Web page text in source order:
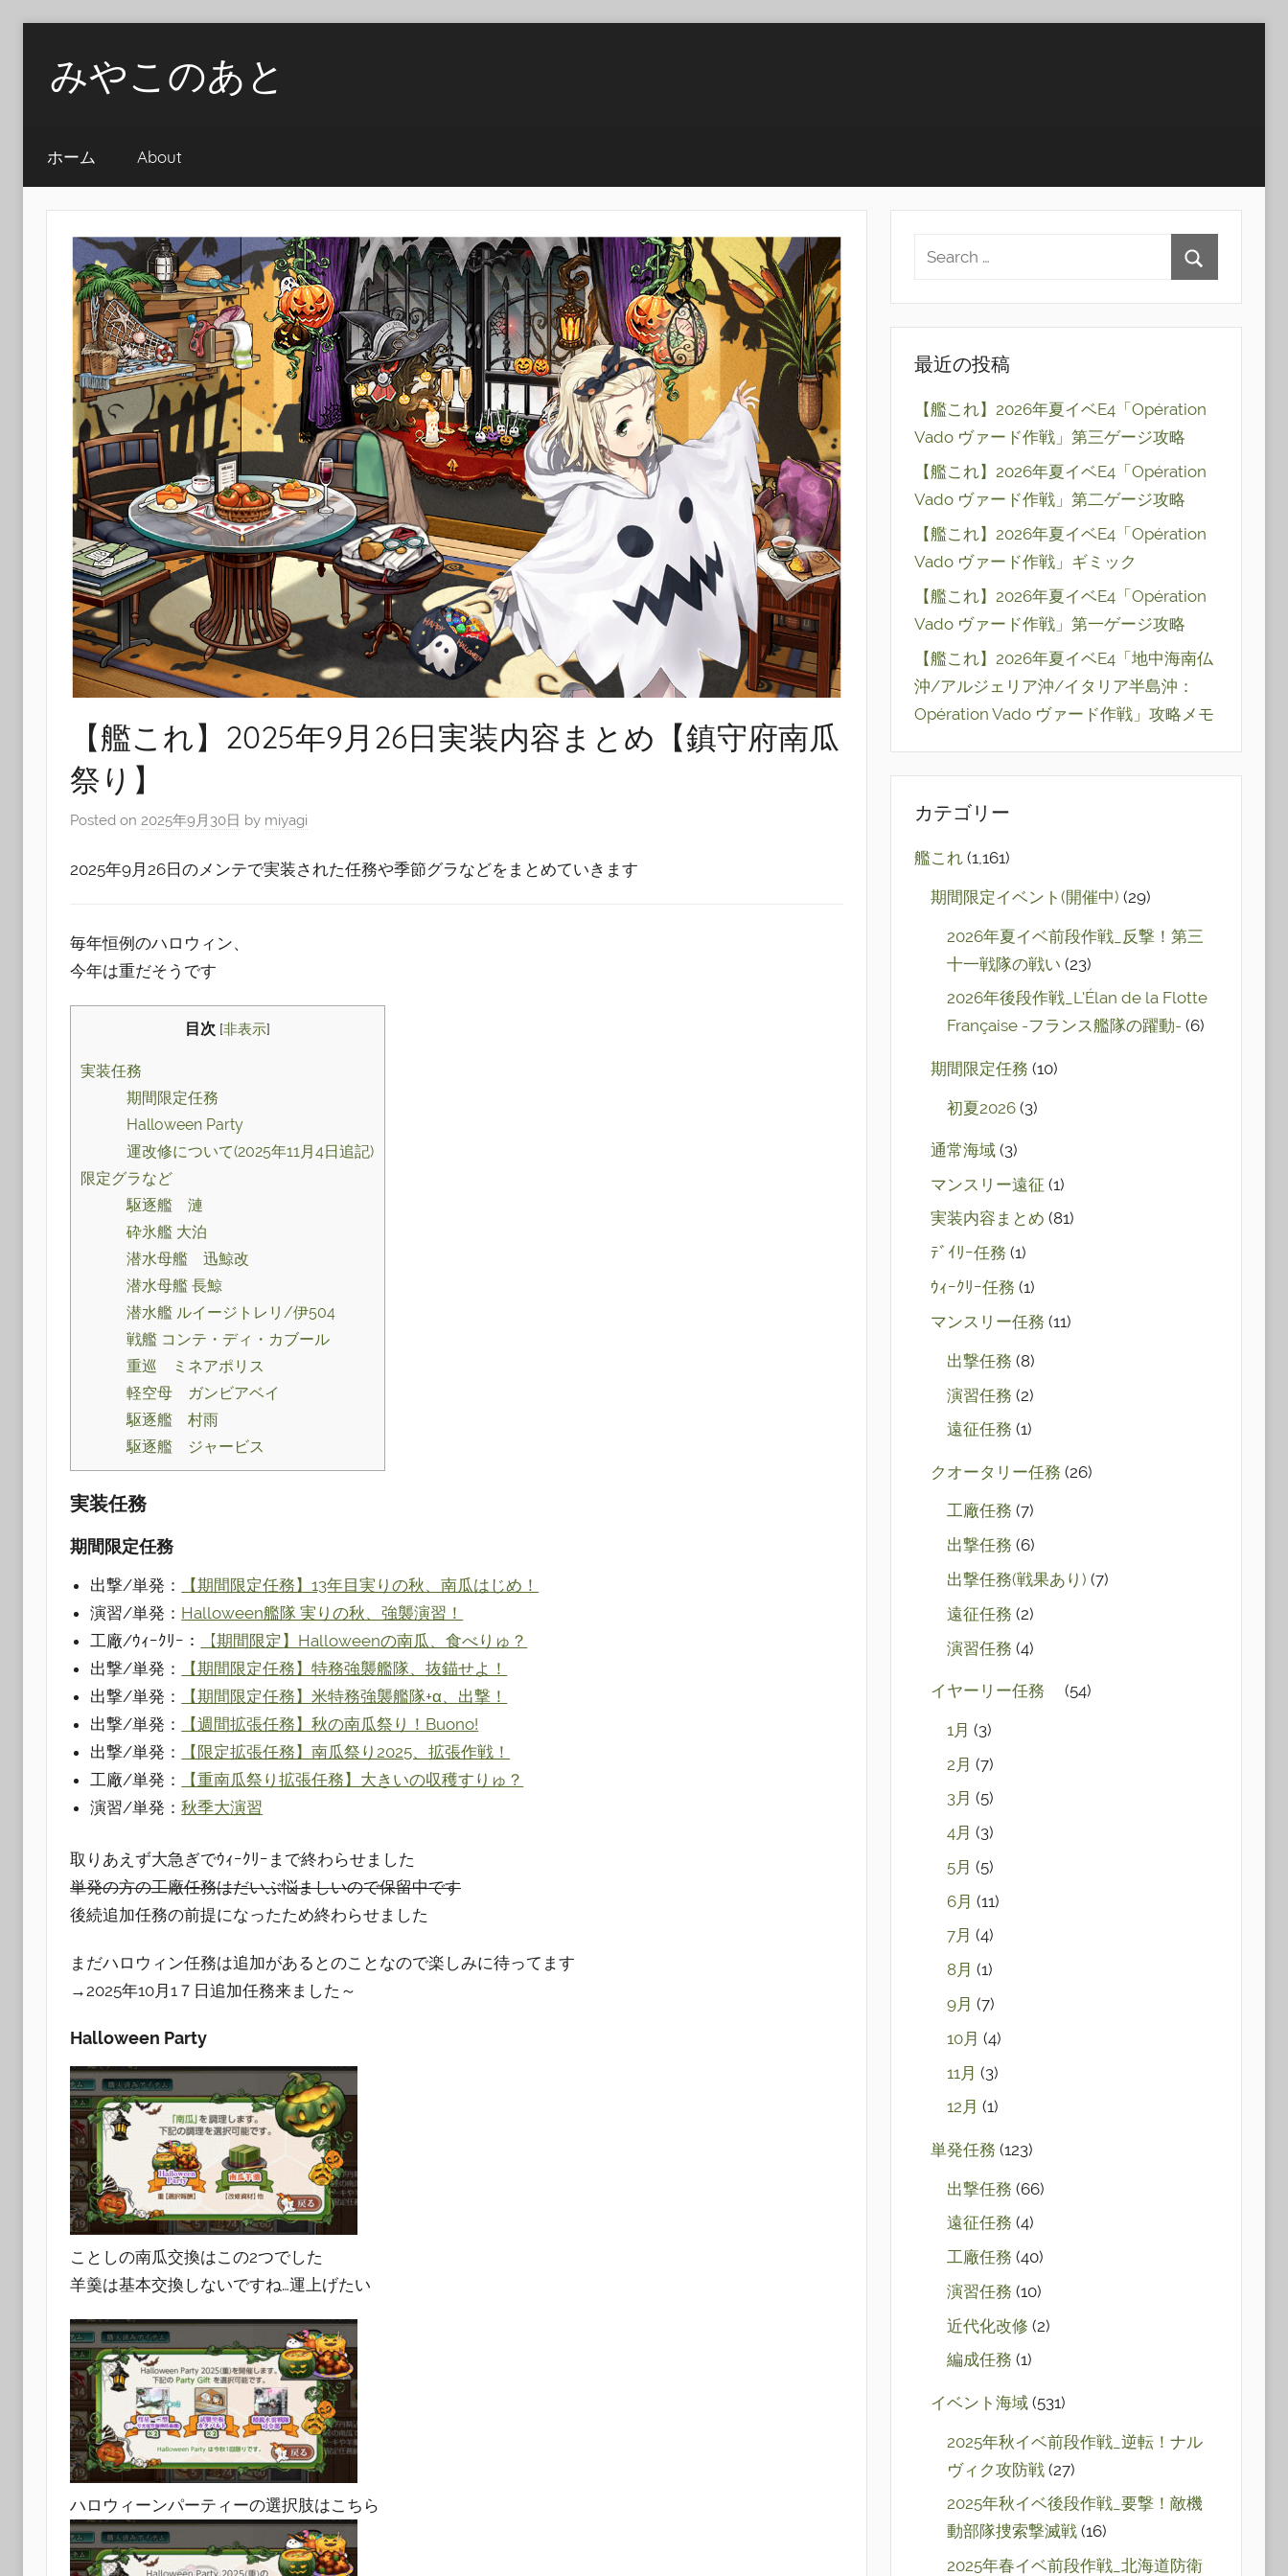
content
みやこのあと
ホーム About
【艦これ】2025年9月26日実装内容まとめ【鎮守府南瓜
祭り】
Posted on 2025年9月30日 by miyagi
2025年9月26日のメンテで実装された任務や季節グラなどをまとめていきます
毎年恒例のハロウィン、
今年は重だそうです
目次 [非表示]
実装任務
期間限定任務
Halloween Party
運改修について(2025年11月4日追記)
限定グラなど
駆逐艦 漣
砕氷艦 大泊
潜水母艦 迅鯨改
潜水母艦 長鯨
潜水艦 ルイージトレリ/伊504
戦艦 コンテ・ディ・カブール
重巡 ミネアポリス
軽空母 ガンビアベイ
駆逐艦 村雨
駆逐艦 ジャービス
実装任務
期間限定任務
出撃/単発：
【期間限定任務】13年目実りの秋、南瓜はじめ！
演習/単発： Halloween艦隊 実りの秋、強襲演習！
工廠/ｳｨｰｸﾘｰ：
【期間限定】Halloweenの南瓜、食べりゅ？
出撃/単発：
【期間限定任務】特務強襲艦隊、抜錨せよ！
出撃/単発：
【期間限定任務】米特務強襲艦隊+α、出撃！
出撃/単発：
【週間拡張任務】秋の南瓜祭り！Buono!
出撃/単発：
【限定拡張任務】南瓜祭り2025、拡張作戦！
工廠/単発：
【重南瓜祭り拡張任務】大きいの収穫すりゅ？
演習/単発：秋季大演習
取りあえず大急ぎでｳｨｰｸﾘｰまで終わらせました
単発の方の工廠任務はだいぶ悩ましいので保留中です
後続追加任務の前提になったため終わらせました
まだハロウィン任務は追加があるとのことなので楽しみに待ってます
→2025年10月1７日追加任務来ました～
Halloween Party
ことしの南瓜交換はこの2つでした
羊羹は基本交換しないですね…運上げたい
ハロウィーンパーティーの選択肢はこちら
最近の投稿
【艦これ】2026年夏イベE4「Opération
Vado ヴァード作戦」第三ゲージ攻略
【艦これ】2026年夏イベE4「Opération
Vado ヴァード作戦」第二ゲージ攻略
【艦これ】2026年夏イベE4「Opération
Vado ヴァード作戦」ギミック
【艦これ】2026年夏イベE4「Opération
Vado ヴァード作戦」第一ゲージ攻略
【艦これ】2026年夏イベE4「地中海南仏
沖/アルジェリア沖/イタリア半島沖：
Opération Vado ヴァード作戦」攻略メモ
カテゴリー
艦これ(1,161)
期間限定イベント(開催中) (29)
2026年夏イベ前段作戦_反撃！第三
十一戦隊の戦い (23)
2026年後段作戦_L'Élan de la Flotte
Française -フランス艦隊の躍動- (6)
期間限定任務 (10)
初夏2026(3)
通常海域(3)
マンスリー遠征 (1)
実装内容まとめ (81)
ﾃﾞｲﾘｰ任務 (1)
ｳｨｰｸﾘｰ任務 (1)
マンスリー任務 (11)
出撃任務 (8)
演習任務 (2)
遠征任務 (1)
クオータリー任務 (26)
工廠任務 (7)
出撃任務 (6)
出撃任務(戦果あり) (7)
遠征任務 (2)
演習任務 (4)
イヤーリー任務 (54)
1月 (3)
2月 (7)
3月 (5)
4月 (3)
5月 (5)
6月 (11)
7月 (4)
8月 (1)
9月 (7)
10月 (4)
11月 (3)
12月 (1)
単発任務 (123)
出撃任務 (66)
遠征任務 (4)
工廠任務 (40)
演習任務 (10)
近代化改修 (2)
編成任務 (1)
イベント海域(531)
2025年秋イベ前段作戦_逆転！ナル
ヴィク攻防戦(27)
2025年秋イベ後段作戦_要撃！敵機
動部隊捜索撃滅戦(16)
2025年春イベ前段作戦_北海道防衛